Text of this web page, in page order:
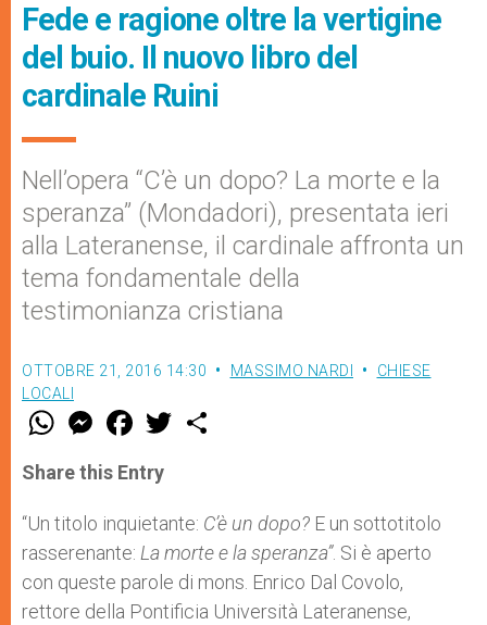
Fede e ragione oltre la vertigine
del buio. Il nuovo libro del
cardinale Ruini
Nell’opera “C’è un dopo? La morte e la
speranza” (Mondadori), presentata ieri
alla Lateranense, il cardinale affronta un
tema fondamentale della
testimonianza cristiana
OTTOBRE 21, 2016 14:30 MASSIMO NARDI
CHIESE
LOCALI
W
t
s
p
p
M
e
s
e
g
e
r
F
a
e
b
o
k
w
r
Share this Entry
“Un titolo inquietante: C’è un dopo? E un sottotitolo
rasserenante: La morte e la speranza”. Si è aperto
con queste parole di mons. Enrico Dal Covolo,
rettore della Pontificia Università Lateranense,